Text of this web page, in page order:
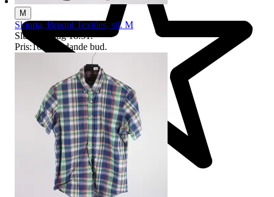
M
Skjorta, Brixtol Textiles, stl. M
Sluttid
10 aug 18:51.
Pris:16 kr Ledande bud.